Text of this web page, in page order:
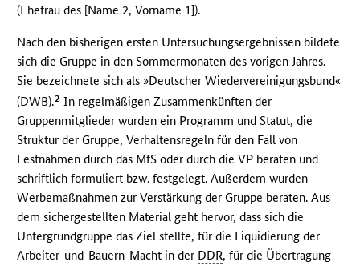
(Ehefrau des [Name 2, Vorname 1]).
Nach den bisherigen ersten Untersuchungsergebnissen bildete
sich die Gruppe in den Sommermonaten des vorigen Jahres.
Sie bezeichnete sich als »Deutscher Wiedervereinigungsbund«
(DWB).2 In regelmäßigen Zusammenkünften der
Gruppenmitglieder wurden ein Programm und Statut, die
Struktur der Gruppe, Verhaltensregeln für den Fall von
Festnahmen durch das MfS oder durch dieVP beraten und
schriftlich formuliert bzw. festgelegt. Außerdem wurden
Werbemaßnahmen zur Verstärkung der Gruppe beraten. Aus
dem sichergestellten Material geht hervor, dass sich die
Untergrundgruppe das Ziel stellte, für die Liquidierung der
Arbeiter-und-Bauern-Macht in der DDR, für die Übertragung